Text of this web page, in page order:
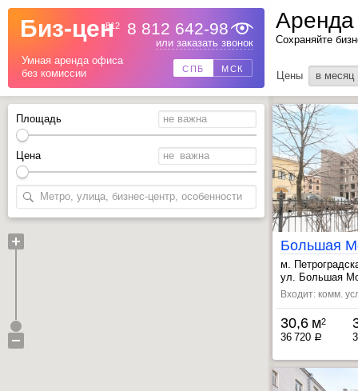
Биз-цен
Умная аренда офиса
без комиссии
812 8 812 642-98
или заказать звонок
СПБ МСК
Площадь
Цена
Назад
Аренда
Сохраняйте
Цены в месяц
м.
, Выборгская
ул. Большая
Входит: комм.
30,6 м2
36 720 a